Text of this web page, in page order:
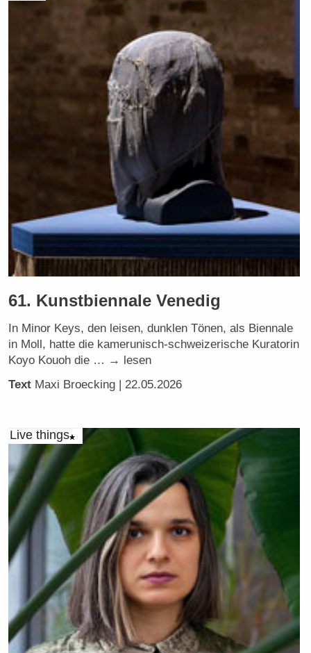
61. Kunstbiennale Venedig
In Minor Keys, den leisen, dunklen Tönen, als Biennale
in Moll, hatte die kamerunisch-schweizerische Kuratorin
Koyo Kouoh die … → lesen
Text Maxi Broecking | 22.05.2026
Live things